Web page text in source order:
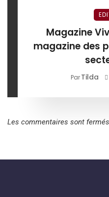
Magazine
magazine des
ParTilda
Les commentaires sont